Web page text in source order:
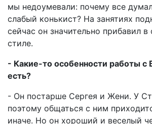
мы недоумевали: почему все
слабый конькист? На занятиях
сейчас он значительно прибавил
стиле.
- Какие-то особенности работы
есть?
- Он постарше Сергея и Жени. У
поэтому общаться с ним
иначе. Но он хороший и веселый